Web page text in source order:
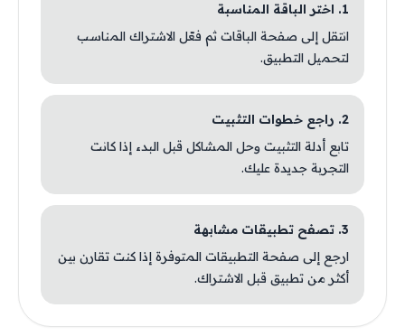
1. اختر الباقة المناسبة
انتقل إلى صفحة الباقات ثم فعّل الاشتراك المناسب
لتحميل التطبيق.
2. راجع خطوات التثبيت
تابع أدلة التثبيت وحل المشاكل قبل البدء إذا كانت
التجربة جديدة عليك.
3. تصفح تطبيقات مشابهة
ارجع إلى صفحة التطبيقات المتوفرة إذا كنت تقارن بين
أكثر من تطبيق قبل الاشتراك.